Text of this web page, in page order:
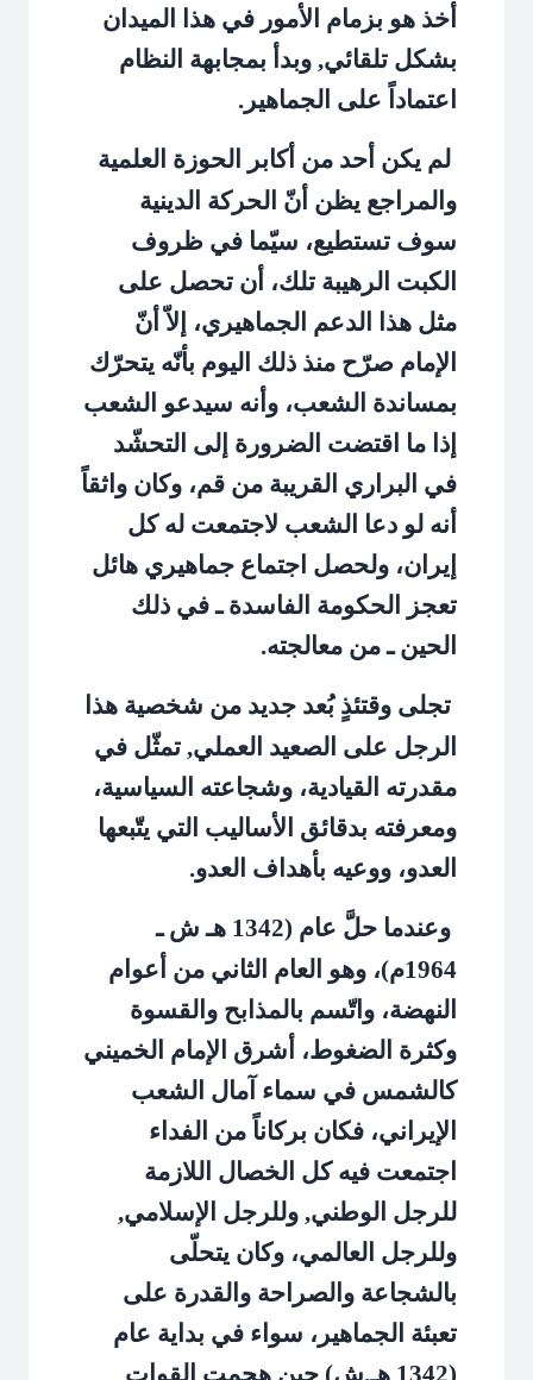
أخذ هو بزمام الأمور في هذا الميدان
بشكل تلقائي, وبدأ بمجابهة النظام
اعتماداً على الجماهير.
لم يكن أحد من أكابر الحوزة العلمية
والمراجع يظن أنّ الحركة الدينية
سوف تستطيع، سيّما في ظروف
الكبت الرهيبة تلك، أن تحصل على
مثل هذا الدعم الجماهيري، إلاّ أنّ
الإمام صرّح منذ ذلك اليوم بأنّه يتحرّك
بمساندة الشعب، وأنه سيدعو الشعب
إذا ما اقتضت الضرورة إلى التحشّد
في البراري القريبة من قم، وكان واثقاً
أنه لو دعا الشعب لاجتمعت له كل
إيران، ولحصل اجتماع جماهيري هائل
تعجز الحكومة الفاسدة ـ في ذلك
الحين ـ من معالجته.
تجلى وقتئذٍ بُعد جديد من شخصية هذا
الرجل على الصعيد العملي, تمثّل في
مقدرته القيادية، وشجاعته السياسية،
ومعرفته بدقائق الأساليب التي يتّبعها
العدو، ووعيه بأهداف العدو.
وعندما حلَّ عام (1342 هـ ش ـ
1964م)، وهو العام الثاني من أعوام
النهضة، واتّسم بالمذابح والقسوة
وكثرة الضغوط، أشرق الإمام الخميني
كالشمس في سماء آمال الشعب
الإيراني، فكان بركاناً من الفداء
اجتمعت فيه كل الخصال اللازمة
للرجل الوطني, وللرجل الإسلامي,
وللرجل العالمي، وكان يتحلّى
بالشجاعة والصراحة والقدرة على
تعبئة الجماهير، سواء في بداية عام
(1342 هـ.ش) حين هجمت القوات